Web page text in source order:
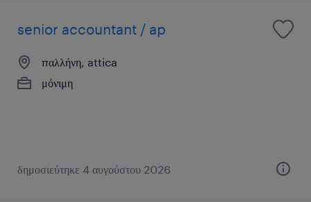
senior accountant / ap
παλλήνη, attica
μόνιμη
δημοσιεύτηκε 4 αυγούστου 2026